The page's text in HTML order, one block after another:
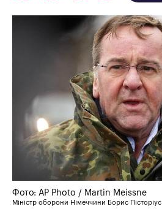
Фото: АP Photo / Martin Meissne
Міністр оборони Німеччини Борис Пісторіус